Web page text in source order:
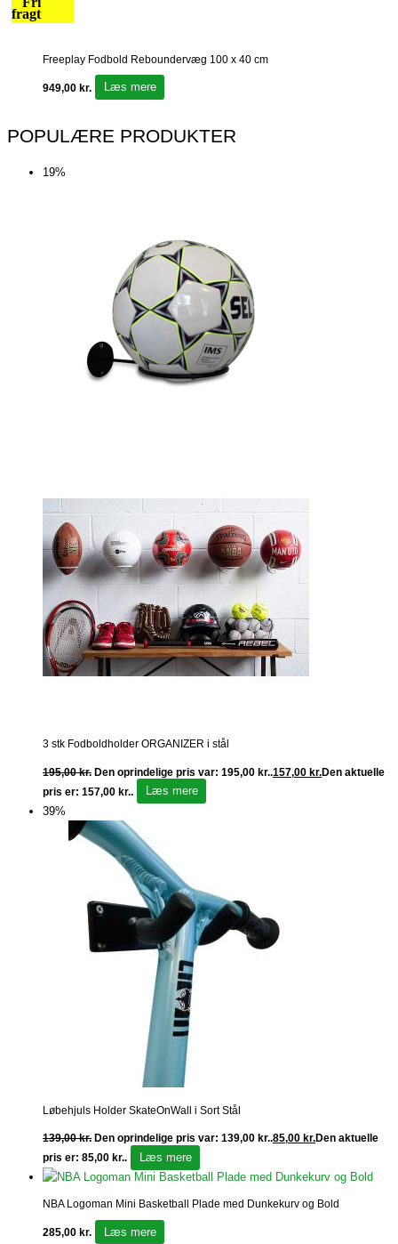
fragt
Freeplay Fodbold Reboundervæg 100 x 40 cm
949,00 kr. Læs mere
POPULÆRE PRODUKTER
19%
3 stk Fodboldholder ORGANIZER i stål
195,00kr. Den oprindelige pris var: 195,00 kr..157,00 kr.Den aktuelle
pris er: 157,00 kr..
Læs mere
39%
Løbehjuls Holder SkateOnWall i Sort Stål
139,00kr. Den oprindelige pris var: 139,00 kr..85,00 kr.Den aktuelle
pris er: 85,00 kr..
Læs mere
NBA Logoman Mini Basketball Plade med Dunkekurv og Bold
285,00 kr.
Læs mere